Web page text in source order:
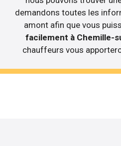
demandons toutes les
amont afin que vous
facilement à Chemille-
chauffeurs vous